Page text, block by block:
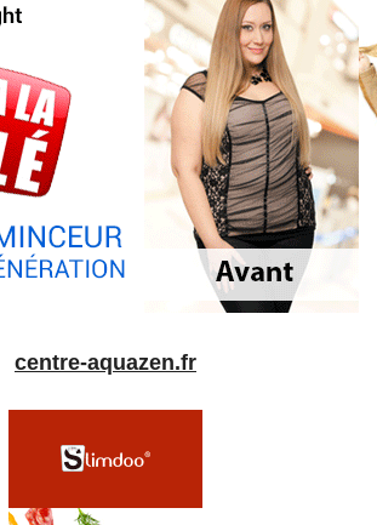
centre-aquazen.fr